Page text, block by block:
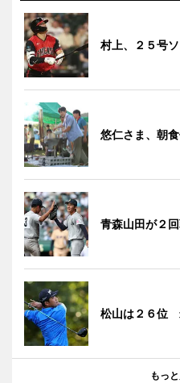
村上、２５号
悠仁さま、朝
青森山田が２
松山は２６位
もっ